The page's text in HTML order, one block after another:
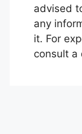
advised
any
it. For
consult a